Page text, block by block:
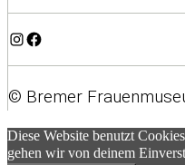
Instagram
Facebook
© Bremer
Diese Website benutzt
gehen wir von deinem